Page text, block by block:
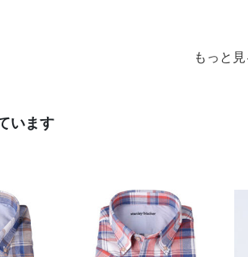
もっと見
います